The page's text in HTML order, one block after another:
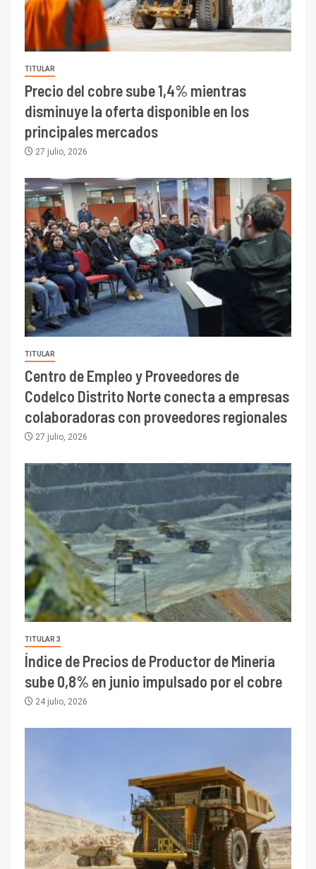
TITULAR
Precio del cobre sube 1,4% mientras
disminuye la oferta disponible en los
principales mercados
27 julio, 2026
TITULAR
Centro de Empleo y Proveedores de
Codelco Distrito Norte conecta a empresas
colaboradoras con proveedores regionales
27 julio, 2026
TITULAR 3
Índice de Precios de Productor de Minería
sube 0,8% en junio impulsado por el cobre
24 julio, 2026